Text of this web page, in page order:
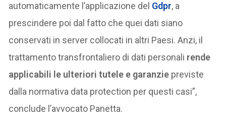
automaticamente l’applicazione del Gdpr, a
prescindere poi dal fatto che quei dati siano
conservati in server collocati in altri Paesi. Anzi, il
trattamento transfrontaliero di dati personali rende
applicabili le ulteriori tutele e garanzie previste
dalla normativa data protection per questi casi”,
conclude l’avvocato Panetta.